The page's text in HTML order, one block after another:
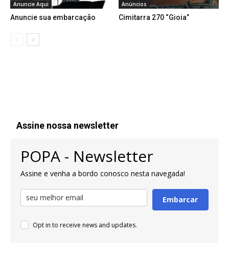
Anuncie Aqui
Anuncie sua embarcação
Anúncios
Cimitarra 270 “Gioia”
Assine nossa newsletter
POPA - Newsletter
Assine e venha a bordo conosco nesta navegada!
Embarcar
Opt in to receive news and updates.